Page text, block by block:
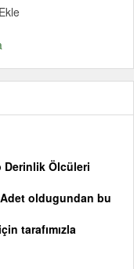
Derinlik Ölcüleri
Adet oldugundan bu
tarafımızla